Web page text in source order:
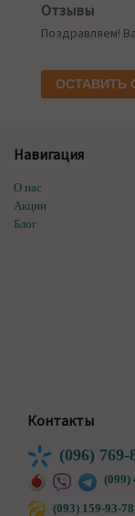
Отзывы
Поздравляем!
ОСТАВИТЬ
Навигация
О нас
Акции
Блог
Контакты
(096) 769-
(099)
(093) 159-93-78